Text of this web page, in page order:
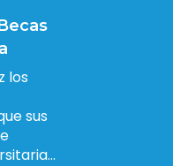
los
sus